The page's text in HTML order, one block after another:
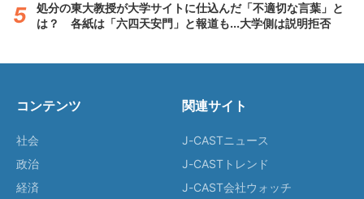
処分の東大教授が大学サイトに仕込んだ「不適切な言葉」と
は？ 各紙は「六四天安門」と報道も...大学側は説明拒否
コンテンツ
社会
政治
経済
関連サイト
J-CASTニュース
J-CASTトレンド
J-CAST会社ウォッチ